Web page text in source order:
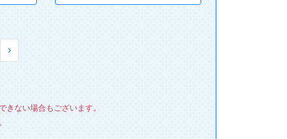
›
ない場合もございます。